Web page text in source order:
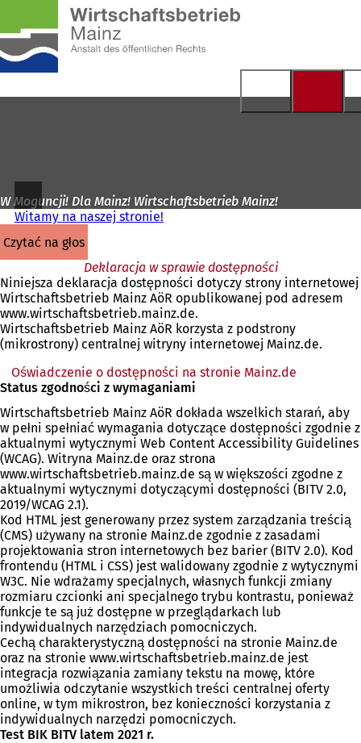
Przejdź do treści
głównej
W Moguncji! Dla Mainz! Wirtschaftsbetrieb Mainz!
Witamy na naszej stronie!
czytać na głos
Deklaracja w sprawie dostępności
Niniejsza deklaracja dostępności dotyczy strony internetowej
Wirtschaftsbetrieb Mainz AöR opublikowanej pod adresem
www.wirtschaftsbetrieb.mainz.de.
Wirtschaftsbetrieb Mainz AöR korzysta z podstrony
(mikrostrony) centralnej witryny internetowej Mainz.de.
Oświadczenie o dostępności na stronie Mainz.de
nowej
karcie)
Status zgodności z wymaganiami
Wirtschaftsbetrieb Mainz AöR dokłada wszelkich starań, aby
w pełni spełniać wymagania dotyczące dostępności zgodnie z
aktualnymi wytycznymi Web Content Accessibility Guidelines
(WCAG). Witryna Mainz.de oraz strona
www.wirtschaftsbetrieb.mainz.de są w większości zgodne z
aktualnymi wytycznymi dotyczącymi dostępności (BITV 2.0,
2019/WCAG 2.1).
Kod HTML jest generowany przez system zarządzania treścią
(CMS) używany na stronie Mainz.de zgodnie z zasadami
projektowania stron internetowych bez barier (BITV 2.0). Kod
frontendu (HTML i CSS) jest walidowany zgodnie z wytycznymi
W3C. Nie wdrażamy specjalnych, własnych funkcji zmiany
rozmiaru czcionki ani specjalnego trybu kontrastu, ponieważ
funkcje te są już dostępne w przeglądarkach lub
indywidualnych narzędziach pomocniczych.
Cechą charakterystyczną dostępności na stronie Mainz.de
oraz na stronie www.wirtschaftsbetrieb.mainz.de jest
integracja rozwiązania zamiany tekstu na mowę, które
umożliwia odczytanie wszystkich treści centralnej oferty
online, w tym mikrostron, bez konieczności korzystania z
indywidualnych narzędzi pomocniczych.
Test BIK BITV latem 2021 r.